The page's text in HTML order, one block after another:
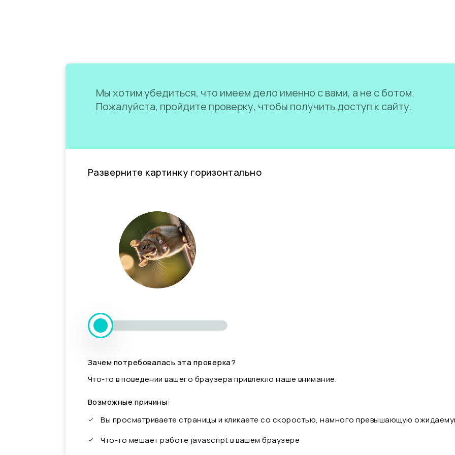
Мы хотим убедиться, что имеем дело именно с вами, а не с ботом.
Пожалуйста, пройдите проверку, чтобы получить доступ к сайту.
Разверните картинку горизонтально
Зачем потребовалась эта проверка?
Что-то в поведении вашего браузера привлекло наше внимание.
Возможные причины:
Вы просматриваете страницы и кликаете со скоростью, намного превышающую
Что-то мешает работе javascript в вашем браузере